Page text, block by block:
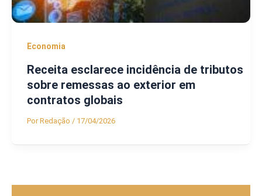
Economia
Receita esclarece incidência de tributos
sobre remessas ao exterior em
contratos globais
PorRedação / 17/04/2026